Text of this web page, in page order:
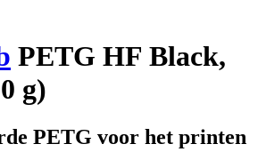
PETG HF Black,
g)
PETG voor het printen